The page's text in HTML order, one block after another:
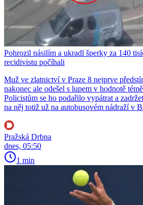
Pohrozil násilím a ukradl šperky za 140
recidivistu počíhali
Muž ve zlatnictví v Praze 8 nejprve
nakonec ale odešel s lupem v hodnotě
Policistům se ho podařilo vypátrat a
na něj totiž už na autobusovém nádraží v
Pražská Drbna
dnes, 05:50
1 min